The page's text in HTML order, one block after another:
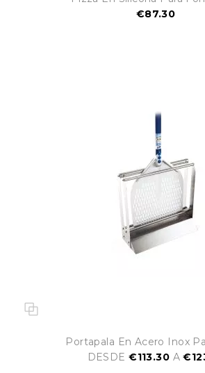
€87.30
Portapala En Acero Inox
DESDE€113.30 A